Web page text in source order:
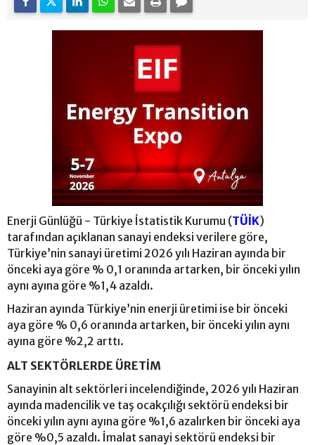
Enerji Günlüğü - Türkiye İstatistik Kurumu (TÜİK)
tarafından açıklanan sanayi endeksi verilere göre,
Türkiye’nin sanayi üretimi 2026 yılı Haziran ayında bir
önceki aya göre % 0,1 oranında artarken, bir önceki yılın
aynı ayına göre %1,4 azaldı.
Haziran ayında Türkiye’nin enerji üretimi ise bir önceki
aya göre % 0,6 oranında artarken, bir önceki yılın aynı
ayına göre %2,2 arttı.
ALT SEKTÖRLERDE ÜRETİM
Sanayinin alt sektörleri incelendiğinde, 2026 yılı Haziran
ayında madencilik ve taş ocakçılığı sektörü endeksi bir
önceki yılın aynı ayına göre %1,6 azalırken bir önceki aya
göre %0,5 azaldı. İmalat sanayi sektörü endeksi bir